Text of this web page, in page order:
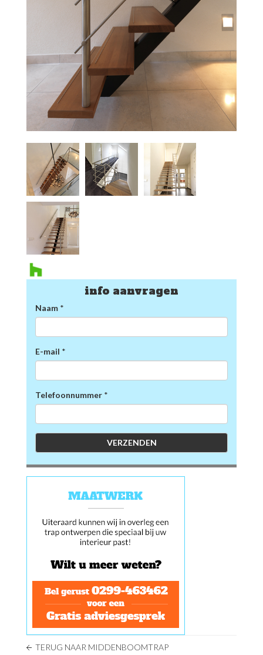
info aanvragen
Naam *
E-mail *
Telefoonnummer *
TERUG NAAR MIDDENBOOMTRAP